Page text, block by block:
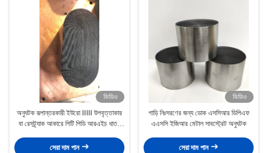
ভিডিও
অনুঘটক রূপান্তরকারী ইউরো ⅡⅢ উপবৃত্তাকার
বা রেসট্র্যাক আকারে পিটি পিডি আরএইচ ধাতব
সেরা দাম পান
ভিডিও
গাড়ি নিঃসরণের জন্য ডোক এসসিআর ডিপিএফ
এএসসি ইজিআর মেটাল সাবস্ট্রেট অনুঘটক
সেরা দাম পান